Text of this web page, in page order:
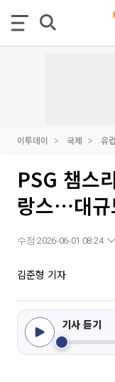
이투데이 국제 유
PSG 챔스
랑스⋯대규
수정 2026-06-01 08:24
김준형 기자
기사 듣기